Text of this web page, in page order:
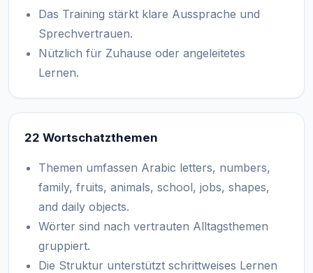
Das Training stärkt klare Aussprache und
Sprechvertrauen.
Nützlich für Zuhause oder angeleitetes
Lernen.
22 Wortschatzthemen
Themen umfassen Arabic letters, numbers,
family, fruits, animals, school, jobs, shapes,
and daily objects.
Wörter sind nach vertrauten Alltagsthemen
gruppiert.
Die Struktur unterstützt schrittweises Lernen